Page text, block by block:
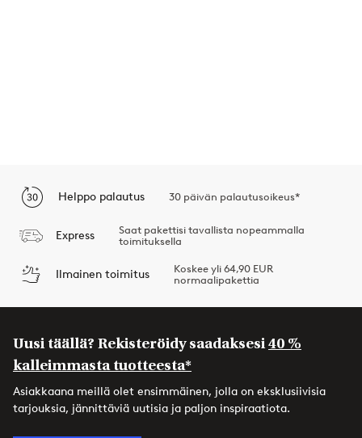
Helppo palautus 30 päivän palautusoikeus*
Express
Saat pakettisi tavallista nopeammalla
toimituksella
Ilmainen toimitus
Koskee yli 64,90 EUR
normaalipakettia
Uusi täällä? Rekisteröidy saadaksesi40 %
kalleimmasta tuotteesta*
Asiakkaana meillä olet ensimmäinen, jolla on eksklusiivisia
tarjouksia, jännittäviä uutisia ja paljon inspiraatiota.